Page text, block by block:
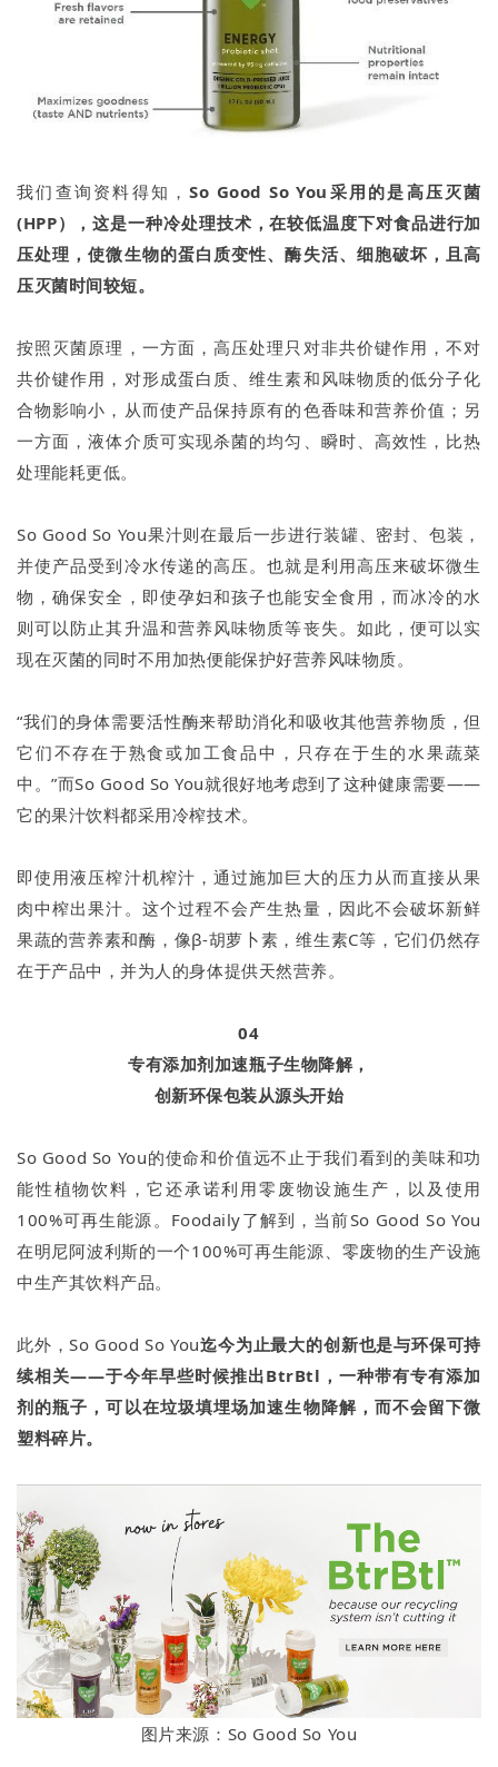
我们查询资料得知，So Good So You采用的是高压灭菌
(HPP），这是一种冷处理技术，在较低温度下对食品进行加
压处理，使微生物的蛋白质变性、酶失活、细胞破坏，且高
压灭菌时间较短。
按照灭菌原理，一方面，高压处理只对非共价键作用，不对
共价键作用，对形成蛋白质、维生素和风味物质的低分子化
合物影响小，从而使产品保持原有的色香味和营养价值；另
一方面，液体介质可实现杀菌的均匀、瞬时、高效性，比热
处理能耗更低。
So Good So You果汁则在最后一步进行装罐、密封、包装，
并使产品受到冷水传递的高压。也就是利用高压来破坏微生
物，确保安全，即使孕妇和孩子也能安全食用，而冰冷的水
则可以防止其升温和营养风味物质等丧失。如此，便可以实
现在灭菌的同时不用加热便能保护好营养风味物质。
“我们的身体需要活性酶来帮助消化和吸收其他营养物质，但
它们不存在于熟食或加工食品中，只存在于生的水果蔬菜
中。”而So Good So You就很好地考虑到了这种健康需要——
它的果汁饮料都采用冷榨技术。
即使用液压榨汁机榨汁，通过施加巨大的压力从而直接从果
肉中榨出果汁。这个过程不会产生热量，因此不会破坏新鲜
果蔬的营养素和酶，像β-胡萝卜素，维生素C等，它们仍然存
在于产品中，并为人的身体提供天然营养。
04
专有添加剂加速瓶子生物降解，
创新环保包装从源头开始
So Good So You的使命和价值远不止于我们看到的美味和功
能性植物饮料，它还承诺利用零废物设施生产，以及使用
100%可再生能源。Foodaily了解到，当前So Good So You
在明尼阿波利斯的一个100%可再生能源、零废物的生产设施
中生产其饮料产品。
此外，So Good So You迄今为止最大的创新也是与环保可持
续相关——于今年早些时候推出BtrBtl，一种带有专有添加
剂的瓶子，可以在垃圾填埋场加速生物降解，而不会留下微
塑料碎片。
图片来源：So Good So You